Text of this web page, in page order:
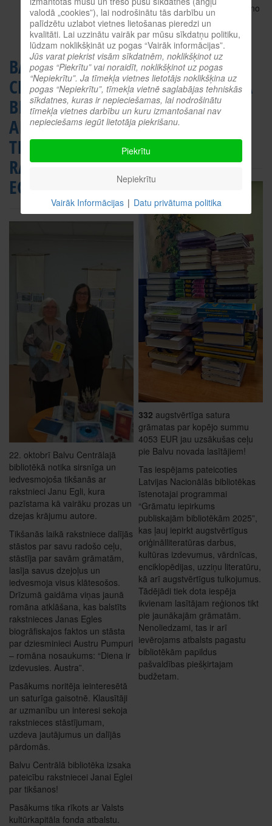
rokdarbu mantojumu, kas vieno
paaudzes cauri simtgadei.
BALVU
CENTRĀLAJĀ
BIBLIOTĒKĀ
AIZVADĪTA
TIKŠANĀS AR
RAKSTNIECI JANU
EGLI
22. oktobrī Balvu Centrālajā
bibliotēkā notika sirsnīga un
iedvesmojoša tikšanās ar
rakstnieci Janu Egli, kura
pazīstama kā vairāku prozas un
dzejas krājumu autore.
Tikšanās laikā rakstniece dalījās
stāstos par savu radošo ceļu,
stāstīja par savām grāmatām,
lasīja savus dzejoļus un
iedvesmoja visus klātesošos.
Drīzumā gaidāma viņas jaunā
romāna atklāšana, kas balstīts
rakstnieces Janas Egles
biogrāfiskajos faktos un stāsta
par dziesminieci Austru Pumpuri
– romāna nosaukums: “Diena ir
izdevusies. Austra”.
Pasākums noritēja ieinteresētā
un saturīga gaisotnē. Klausītāji
ar uzmanību un interesi sekoja
rakstnieces stāstījumam,
uzdeva jautājumus un dalījās
pārdomās.
Balvu Centrālā bibliotēka izsaka
pateicību rakstniecei Janai Eglei
par tikšanos!
Pasākums tika rīkots ar Valsts
kultūrkapitāla fonda atbalstu.
AUGSTVĒRTĪGAS
GRĀMATAS CEĻĀ
PIE BALVU
NOVADA
LASĪTĀJIEM
332 augstvērtīga satura
grāmatas par kopējo summu
4053 EUR jau uzsākušas ceļu
pie Balvu novada lasītājiem!
Tas iespējams pateicoties
Latvijas Nacionālās bibliotēkas
īstenotajai programmai
“Grāmatu iepirkums
publiskajām bibliotēkām 2025”,
kas ļauj iepirkt augstvērtīgus
oriģinālliteratūras darbus,
kultūras izdevumus, vārdnīcas,
enciklopēdijas, uzziņu literatūru,
kā arī augstvērtīgus tulkojumus.
Tādējādi tiek dota iespēja
ikvienam lasītājam reģionos tikt
pie jaunākajām grāmatām.
Nenoliedzami, tas ir arī
ievērojams atbalsts pagastu
bibliotēkām papildus
pašvaldības piešķirtajam
budžetam.
valodā „cookies”), lai nodrošinātu tās darbību un
palīdzētu uzlabot vietnes lietošanas pieredzi un
kvalitāti. Lai uzzinātu vairāk par mūsu sīkdatņu politiku,
lūdzam noklikšķināt uz pogas “Vairāk informācijas”.
Jūs varat piekrist visām sīkdatnēm, noklikšķinot uz
pogas “Piekrītu” vai noraidīt, noklikšķinot uz pogas
“Nepiekrītu”. Ja tīmekļa vietnes lietotājs noklikšķina uz
pogas “Nepiekrītu”, tīmekļa vietnē saglabājas tehniskās
sīkdatnes, kuras ir nepieciešamas, lai nodrošinātu
tīmekļa vietnes darbību un kuru izmantošanai nav
nepieciešams iegūt lietotāja piekrišanu.
Piekrītu
Nepiekrītu
Vairāk Informācijas | Datu privātuma politika